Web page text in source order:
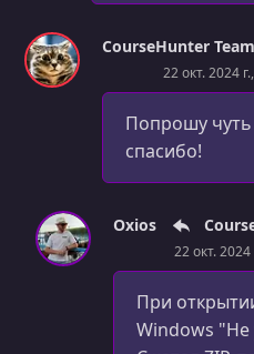
CourseHunter Team
22 окт. 2024
Попрошу
спасибо!
Oxios
22 окт. 2024
При
Windows "Не